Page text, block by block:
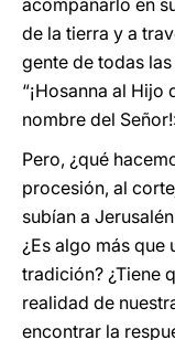
acompañarlo en
de la tierra y a
gente de todas
“¡Hosanna al Hijo
nombre del
Pero, ¿qué
procesión, al
subían a
¿Es algo más que
tradición? ¿Tiene
realidad de
encontrar la